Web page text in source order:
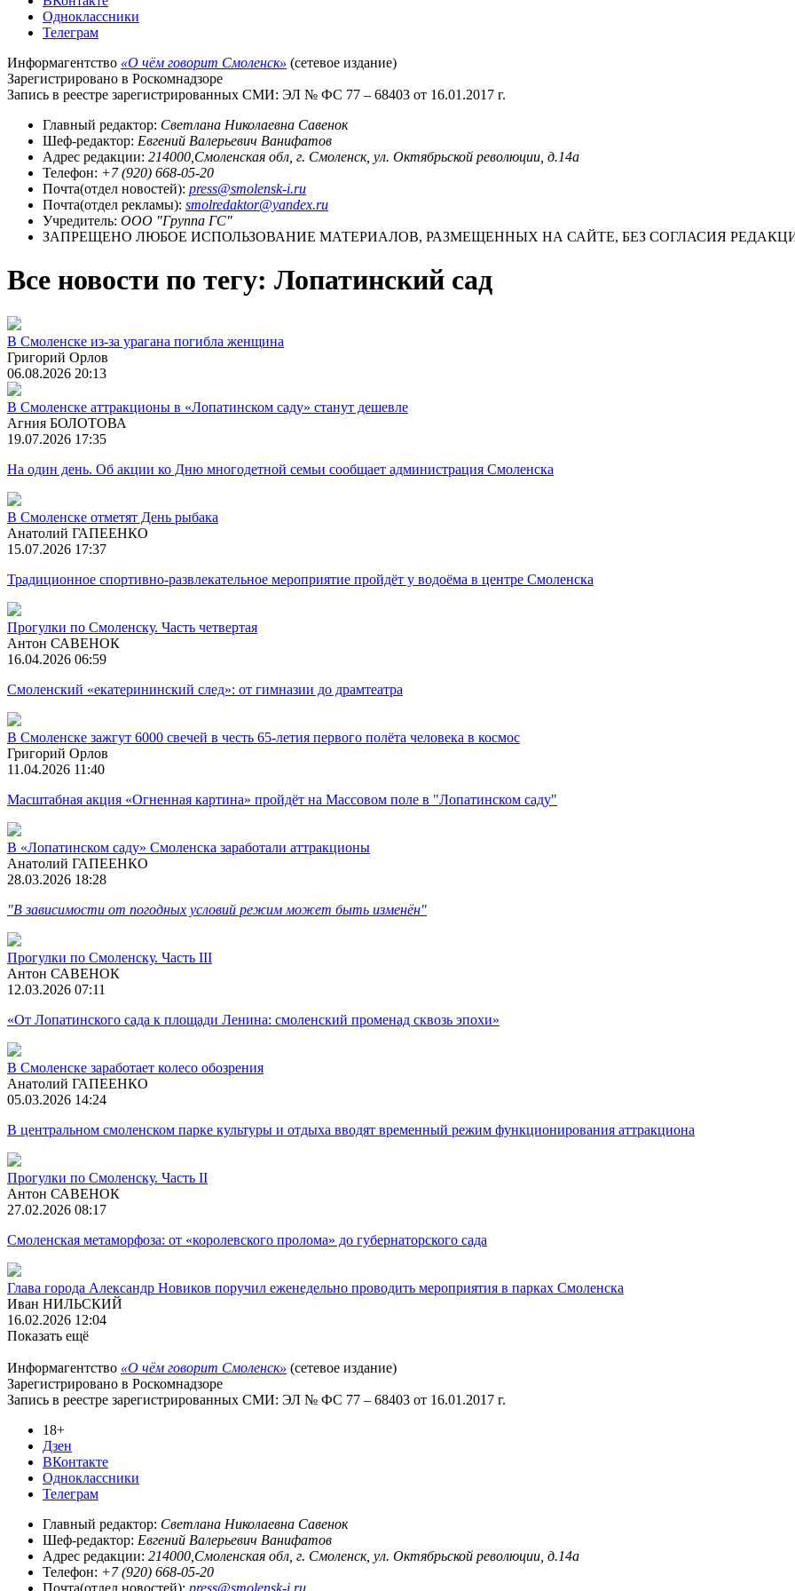
Одноклассники
Телеграм
Информагентство «О чём говорит Смоленск» (сетевое издание)
Зарегистрировано в Роскомнадзоре
Запись в реестре зарегистрированных СМИ: ЭЛ № ФС 77 – 68403 от 16.01.2017 г.
Главный редактор: Светлана Николаевна Савенок
Шеф-редактор: Евгений Валерьевич Ванифатов
Адрес редакции: 214000,Смоленская обл, г. Смоленск, ул. Октябрьской революции, д.14а
Телефон: +7 (920) 668-05-20
Почта(отдел новостей): press@smolensk-i.ru
Почта(отдел рекламы): smolredaktor@yandex.ru
Учредитель: ООО "Группа ГС"
ЗАПРЕЩЕНО ЛЮБОЕ ИСПОЛЬЗОВАНИЕ МАТЕРИАЛОВ, РАЗМЕЩЕННЫХ НА САЙТЕ, БЕЗ СОГЛАСИЯ
Все новости по тегу: Лопатинский сад
В Смоленске из-за урагана погибла женщина
Григорий Орлов
06.08.2026 20:13
В Смоленске аттракционы в «Лопатинском саду» станут дешевле
Агния БОЛОТОВА
19.07.2026 17:35
На один день. Об акции ко Дню многодетной семьи сообщает администрация Смоленска
В Смоленске отметят День рыбака
Анатолий ГАПЕЕНКО
15.07.2026 17:37
Традиционное спортивно-развлекательное мероприятие пройдёт у водоёма в центре Смоленска
Прогулки по Смоленску. Часть четвертая
Антон САВЕНОК
16.04.2026 06:59
Смоленский «екатерининский след»: от гимназии до драмтеатра
В Смоленске зажгут 6000 свечей в честь 65-летия первого полёта человека в космос
Григорий Орлов
11.04.2026 11:40
Масштабная акция «Огненная картина» пройдёт на Массовом поле в "Лопатинском саду"
В «Лопатинском саду» Смоленска заработали аттракционы
Анатолий ГАПЕЕНКО
28.03.2026 18:28
"В зависимости от погодных условий режим может быть изменён"
Прогулки по Смоленску. Часть III
Антон САВЕНОК
12.03.2026 07:11
«От Лопатинского сада к площади Ленина: смоленский променад сквозь эпохи»
В Смоленске заработает колесо обозрения
Анатолий ГАПЕЕНКО
05.03.2026 14:24
В центральном смоленском парке культуры и отдыха вводят временный режим функционирования аттракциона
Прогулки по Смоленску. Часть II
Антон САВЕНОК
27.02.2026 08:17
Смоленская метаморфоза: от «королевского пролома» до губернаторского сада
Глава города Александр Новиков поручил еженедельно проводить мероприятия в парках Смоленска
Иван НИЛЬСКИЙ
16.02.2026 12:04
Показать ещё
Информагентство «О чём говорит Смоленск» (сетевое издание)
Зарегистрировано в Роскомнадзоре
Запись в реестре зарегистрированных СМИ: ЭЛ № ФС 77 – 68403 от 16.01.2017 г.
18+
Дзен
ВКонтакте
Одноклассники
Телеграм
Главный редактор: Светлана Николаевна Савенок
Шеф-редактор: Евгений Валерьевич Ванифатов
Адрес редакции: 214000,Смоленская обл, г. Смоленск, ул. Октябрьской революции, д.14а
Телефон: +7 (920) 668-05-20
Почта(отдел новостей): press@smolensk-i.ru